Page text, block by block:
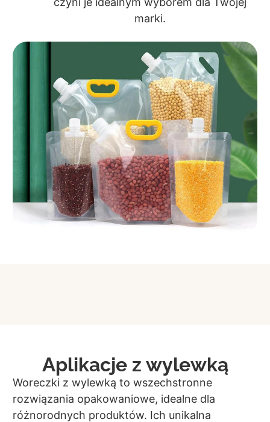
marki.
Aplikacje z wylewką
Woreczki z wylewką to wszechstronne
rozwiązania opakowaniowe, idealne dla
różnorodnych produktów. Ich unikalna